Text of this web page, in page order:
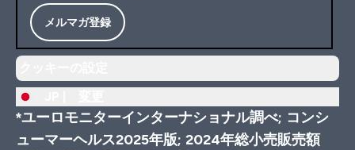
メルマガ登録
*ユーロモニターインターナショナル調べ; コンシ
ューマーヘルス2025年版; 2024年総小売販売額